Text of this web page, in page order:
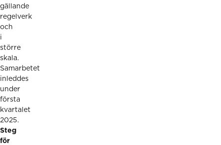
gällande
regelverk
och
i
större
skala.
Samarbetet
inleddes
under
första
kvartalet
2025.
Steg
för